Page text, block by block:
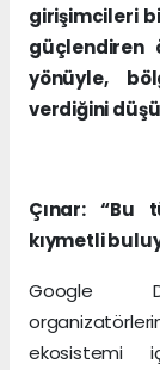
girişimcileri
güçlendiren
yönüyle,
verdiğini
Çınar: “Bu
kıymetli
Google
ekosistemi